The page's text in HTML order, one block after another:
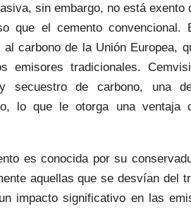
sin embargo, no está exento
que el cemento convencional.
carbono de la Unión Europea,
emisores tradicionales.
secuestro de carbono, una
lo que le otorga una ventaja
es conocida por su
aquellas que se desvían del
impacto significativo en las